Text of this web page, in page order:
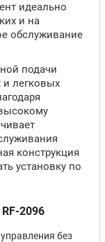
идеально
и на
обслуживание
подачи
легковых
конструкция
установку по
2096
без